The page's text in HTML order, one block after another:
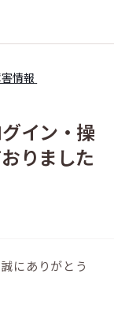
ポップ！レンタル
情報
イン・操
りました
にありがとう